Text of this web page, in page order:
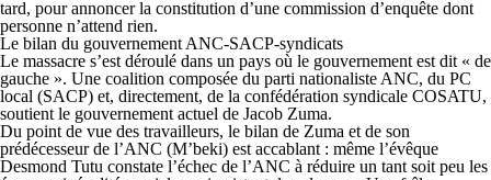
tard, pour annoncer la constitution d’une commission d’enquête dont
personne n’attend rien.
Le bilan du gouvernement ANC-SACP-syndicats
Le massacre s’est déroulé dans un pays où le gouvernement est dit « de
gauche ». Une coalition composée du parti nationaliste ANC, du PC
local (SACP) et, directement, de la confédération syndicale COSATU,
soutient le gouvernement actuel de Jacob Zuma.
Du point de vue des travailleurs, le bilan de Zuma et de son
prédécesseur de l’ANC (M’beki) est accablant : même l’évêque
Desmond Tutu constate l’échec de l’ANC à réduire un tant soit peu les